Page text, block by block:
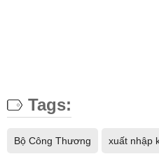
Tags:
Bộ Công Thương xuất nhập